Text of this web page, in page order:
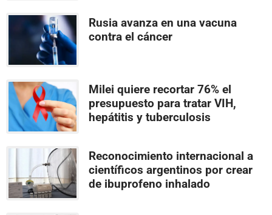
Rusia avanza en una vacuna
contra el cáncer
Milei quiere recortar 76% el
presupuesto para tratar VIH,
hepátitis y tuberculosis
Reconocimiento internacional a
científicos argentinos por crear
de ibuprofeno inhalado